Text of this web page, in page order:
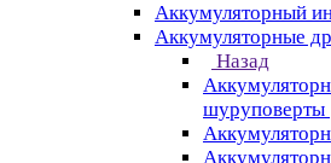
Аккумуляторный
Аккумуляторные
Назад
шуруповерты